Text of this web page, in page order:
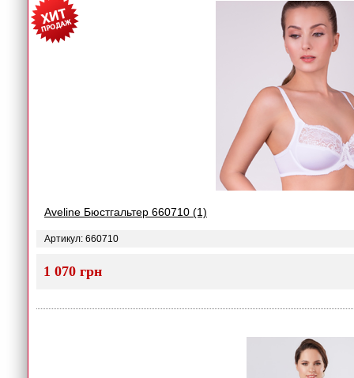
Aveline Бюстгальтер 660710 (1)
Артикул: 660710
1 070 грн